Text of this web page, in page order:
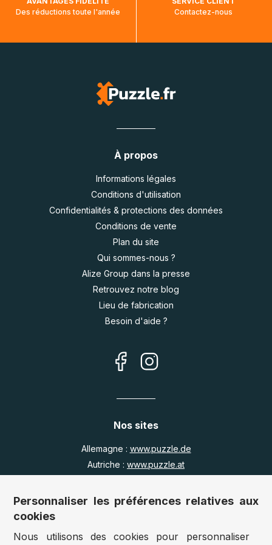
Des réductions toute l'année
Contactez-nous
À propos
Informations légales
Conditions d'utilisation
Confidentialités & protections des données
Conditions de vente
Plan du site
Qui sommes-nous ?
Alize Group dans la presse
Retrouvez notre blog
Lieu de fabrication
Besoin d'aide ?
Nos sites
Allemagne : www.puzzle.de
Autriche : www.puzzle.at
Royaume Uni :
www.jigsawpuzzle.co.uk
Accès revendeurs / détaillants
Personnaliser les préférences relatives aux
cookies
Nous utilisons des cookies pour personnaliser